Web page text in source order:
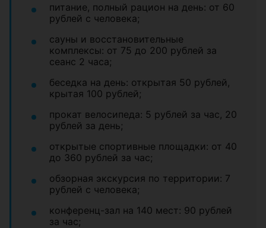
питание, полный рацион на день: от 60
рублей с человека;
сауны и восстановительные
комплексы: от 75 до 200 рублей за
сеанс 2 часа;
беседка на день: открытая 50 рублей,
крытая 100 рублей;
прокат велосипеда: 5 рублей за час, 20
рублей за день;
открытые спортивные площадки: от 40
до 360 рублей за час;
обзорная экскурсия по территории: 7
рублей с человека;
конференц-зал на 140 мест: 90 рублей
за час;